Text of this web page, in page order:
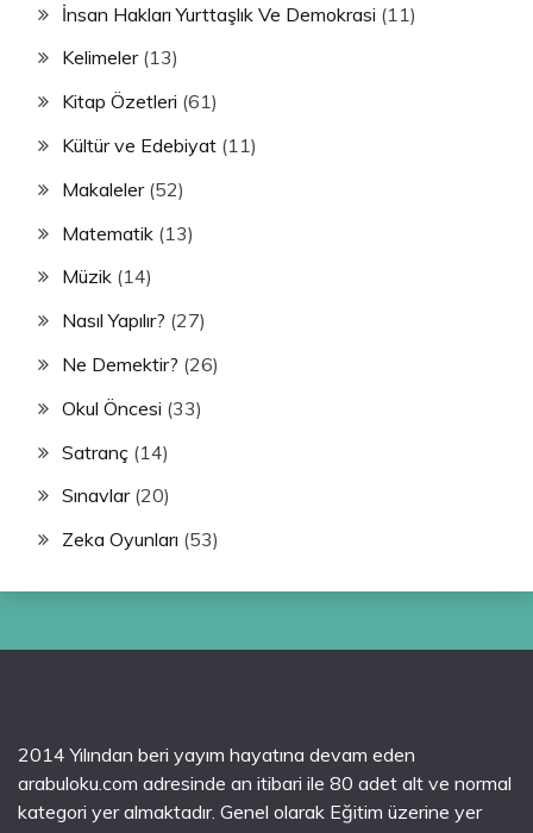
İnsan Hakları Yurttaşlık Ve Demokrasi (11)
Kelimeler(13)
Kitap Özetleri (61)
Kültür ve Edebiyat (11)
Makaleler(52)
Matematik (13)
Müzik (14)
Nasıl Yapılır? (27)
Ne Demektir? (26)
Okul Öncesi (33)
Satranç (14)
Sınavlar(20)
Zeka Oyunları (53)
2014 Yılından beri yayım hayatına devam eden
arabuloku.com adresinde an itibari ile 80 adet alt ve normal
kategori yer almaktadır. Genel olarak Eğitim üzerine yer